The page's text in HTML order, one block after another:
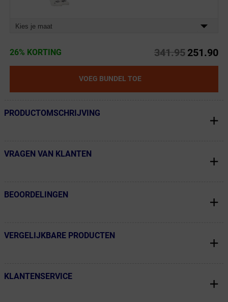
Kies je maat
26% KORTING 341.95 251.90
VOEG BUNDEL TOE
← Terug naar productnavigatie
PRODUCTOMSCHRIJVING
← Terug naar productnavigatie
VRAGEN VAN KLANTEN
← Terug naar productnavigatie
BEOORDELINGEN
← Terug naar productnavigatie
VERGELIJKBARE PRODUCTEN
← Terug naar productnavigatie
KLANTENSERVICE